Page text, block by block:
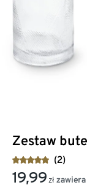
Zestaw
(2)
19,99 zł zawiera